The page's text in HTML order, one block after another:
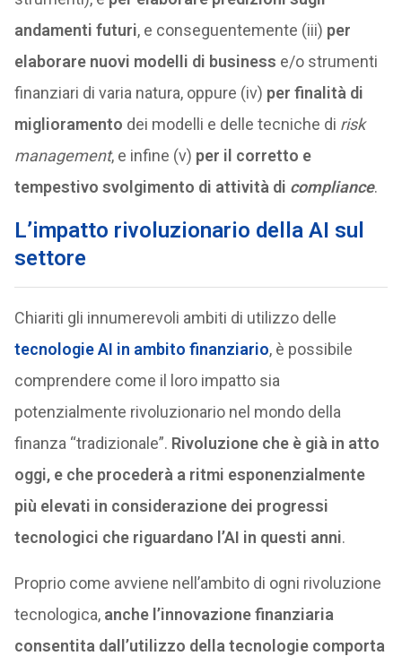
andamenti futuri, e conseguentemente (iii) per
elaborare nuovi modelli di business e/o strumenti
finanziari di varia natura, oppure (iv) per finalità di
miglioramento dei modelli e delle tecniche di risk
management, e infine (v) per il corretto e
tempestivo svolgimento di attività di compliance.
L’impatto rivoluzionario della AI sul
settore
Chiariti gli innumerevoli ambiti di utilizzo delle
tecnologie AI in ambito finanziario, è possibile
comprendere come il loro impatto sia
potenzialmente rivoluzionario nel mondo della
finanza “tradizionale”. Rivoluzione che è già in atto
oggi, e che procederà a ritmi esponenzialmente
più elevati in considerazione dei progressi
tecnologici che riguardano l’AI in questi anni.
Proprio come avviene nell’ambito di ogni rivoluzione
tecnologica, anche l’innovazione finanziaria
consentita dall’utilizzo della tecnologie comporta